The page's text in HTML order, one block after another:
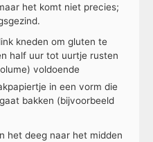
het komt niet precies;
kneden om gluten te
half uur tot uurtje rusten
voldoende
in een vorm die
bakken (bijvoorbeeld
het deeg naar het midden